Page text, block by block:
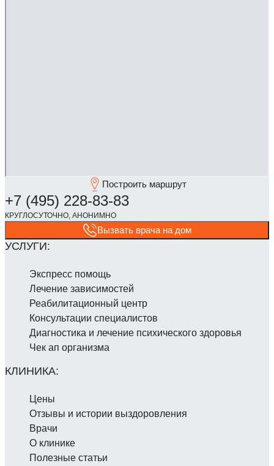
Построить маршрут
Вызвать врача на дом
Экспресс помощь
Лечение зависимостей
Реабилитаци­онный центр
Консультации специалистов
Диагностика и лечение психического здоровья
Чек ап организма
Цены
Отзывы и истории выздоровления
Врачи
О клинике
Полезные статьи